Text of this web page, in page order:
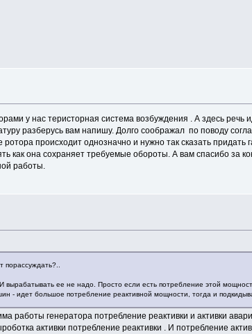
у нас теристорная система возбуждения . А здесь
разберусь вам напишу. Долго соображал по поводу
происходит однозначно и нужно так сказать придать
как она сохраняет требуемые обороты. А вам спасибо за
работы.
порассуждать?..
вырабатывать ее не надо. Просто если есть потребление этой
- идет большое потребление реактивной мощности, тогда и
работы генератора потребление реактивки и активки
активки потребление реактивки . И потребление